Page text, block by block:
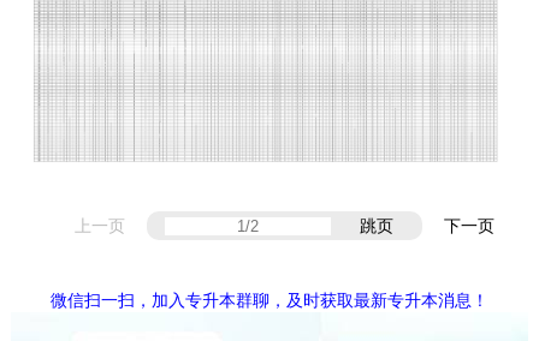
上一页 跳页 下一页
微信扫一扫，加入专升本群聊，及时获取最新专升本消息！